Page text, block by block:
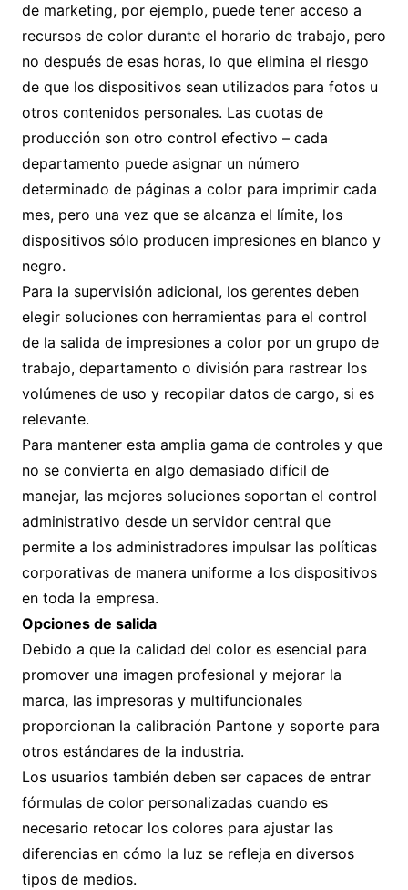
de marketing, por ejemplo, puede tener acceso a
recursos de color durante el horario de trabajo, pero
no después de esas horas, lo que elimina el riesgo
de que los dispositivos sean utilizados para fotos u
otros contenidos personales. Las cuotas de
producción son otro control efectivo – cada
departamento puede asignar un número
determinado de páginas a color para imprimir cada
mes, pero una vez que se alcanza el límite, los
dispositivos sólo producen impresiones en blanco y
negro.
Para la supervisión adicional, los gerentes deben
elegir soluciones con herramientas para el control
de la salida de impresiones a color por un grupo de
trabajo, departamento o división para rastrear los
volúmenes de uso y recopilar datos de cargo, si es
relevante.
Para mantener esta amplia gama de controles y que
no se convierta en algo demasiado difícil de
manejar, las mejores soluciones soportan el control
administrativo desde un servidor central que
permite a los administradores impulsar las políticas
corporativas de manera uniforme a los dispositivos
en toda la empresa.
Opciones de salida
Debido a que la calidad del color es esencial para
promover una imagen profesional y mejorar la
marca, las impresoras y multifuncionales
proporcionan la calibración Pantone y soporte para
otros estándares de la industria.
Los usuarios también deben ser capaces de entrar
fórmulas de color personalizadas cuando es
necesario retocar los colores para ajustar las
diferencias en cómo la luz se refleja en diversos
tipos de medios.